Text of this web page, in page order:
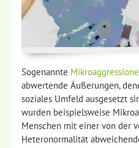
Sogenannte
abwertende Äußerungen,
soziales Umfeld ausgesetzt
wurden beispielsweise
Menschen mit einer von der
Heteronormalität